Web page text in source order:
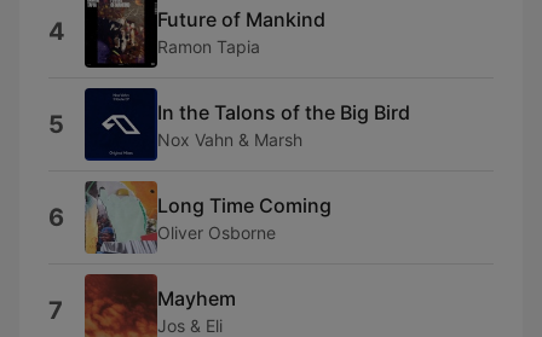
4 Future of Mankind
Ramon Tapia
5 In the Talons of the Big Bird
Nox Vahn & Marsh
6 Long Time Coming
Oliver Osborne
7 Mayhem
Jos & Eli